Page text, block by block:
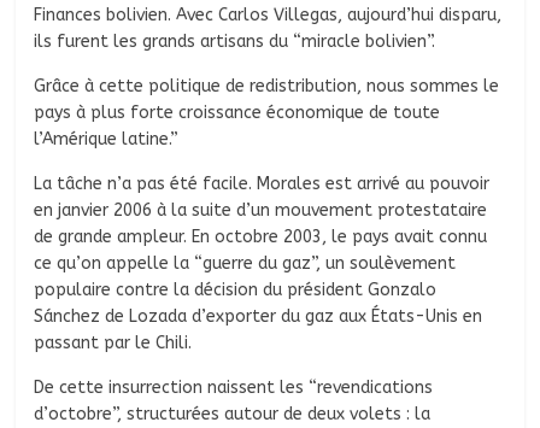
Finances bolivien. Avec Carlos Villegas, aujourd’hui disparu,
ils furent les grands artisans du “miracle bolivien”.
Grâce à cette politique de redistribution, nous sommes le
pays à plus forte croissance économique de toute
l’Amérique latine.”
La tâche n’a pas été facile. Morales est arrivé au pouvoir
en janvier 2006 à la suite d’un mouvement protestataire
de grande ampleur. En octobre 2003, le pays avait connu
ce qu’on appelle la “guerre du gaz”, un soulèvement
populaire contre la décision du président Gonzalo
Sánchez de Lozada d’exporter du gaz aux États-Unis en
passant par le Chili.
De cette insurrection naissent les “revendications
d’octobre”, structurées autour de deux volets : la